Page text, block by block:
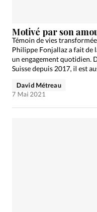
Motivé par son
Témoin de vies
Philippe Fonjallaz a fait de
un engagement quotidien.
Suisse depuis 2017, il est
David Métreau
7 Mai 2021